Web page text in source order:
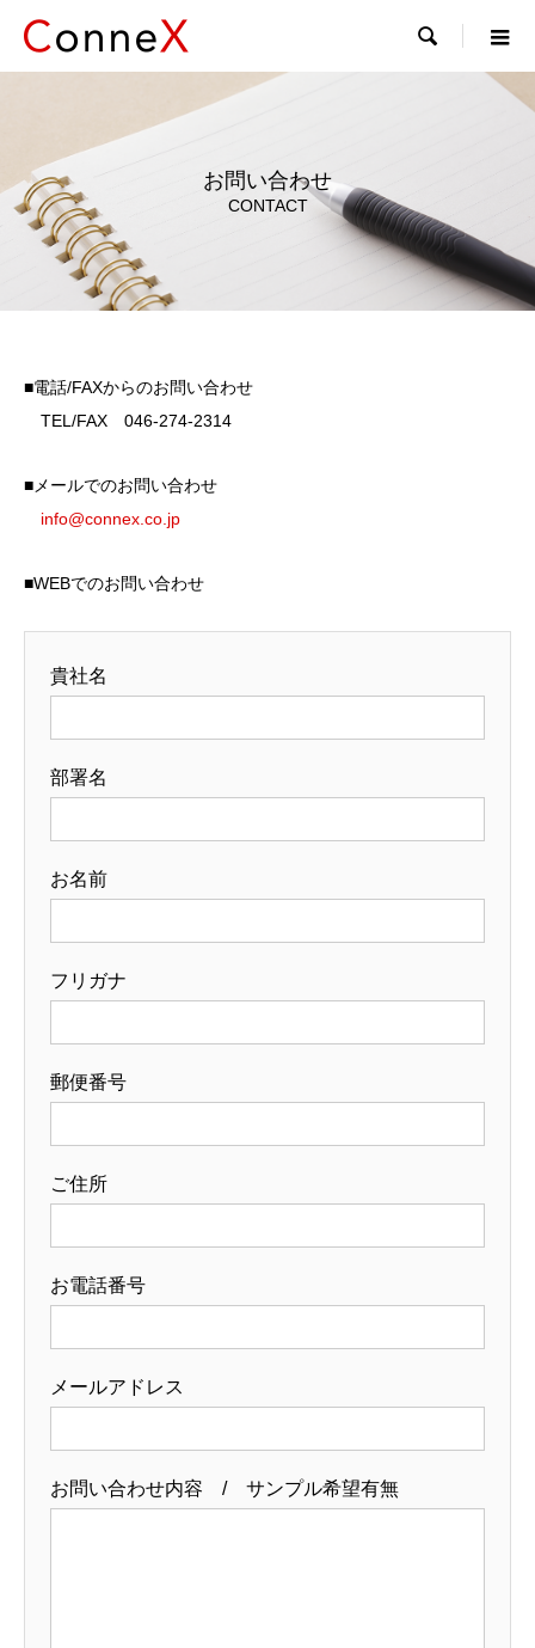

お問い合わせ
CONTACT
■電話/FAXからのお問い合わせ
TEL/FAX 046-274-2314
■メールでのお問い合わせ
info@connex.co.jp
■WEBでのお問い合わせ
貴社名
部署名
お名前
フリガナ
郵便番号
ご住所
お電話番号
メールアドレス
お問い合わせ内容 / サンプル希望有無